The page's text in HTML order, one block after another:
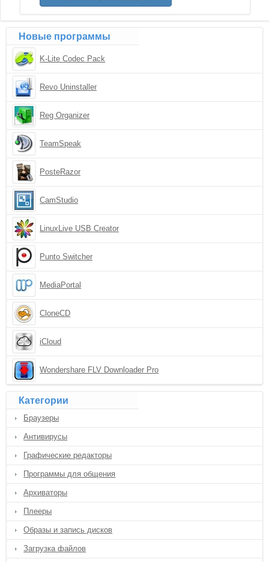
Новые программы
K-Lite Codec Pack
Revo Uninstaller
Reg Organizer
TeamSpeak
PosteRazor
CamStudio
LinuxLive USB Creator
Punto Switcher
MediaPortal
CloneCD
iCloud
Wondershare FLV Downloader Pro
Категории
Браузеры
Антивирусы
Графические редакторы
Программы для общения
Архиваторы
Плееры
Образы и запись дисков
Загрузка файлов